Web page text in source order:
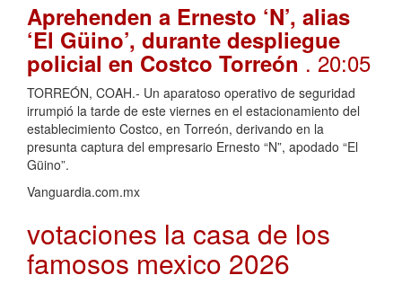
Aprehenden a Ernesto ‘N’, alias
‘El Güino’, durante despliegue
policial en Costco Torreón. 20:05
TORREÓN, COAH.- Un aparatoso operativo de seguridad
irrumpió la tarde de este viernes en el estacionamiento del
establecimiento Costco, en Torreón, derivando en la
presunta captura del empresario Ernesto “N”, apodado “El
Güino”.
Vanguardia.com.mx
votaciones la casa de los
famosos mexico 2026